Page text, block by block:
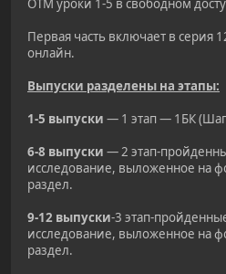
ОТМ уроки 1-5 в свободном
Первая часть включает в серия
онлайн.
Выпуски разделены на этапы:
1-5 выпуски — 1 этап — 1БК
6-8 выпуски — 2 этап-
исследование, выложенное на
раздел.
9-12 выпуски-3 этап-
исследование, выложенное на
раздел.